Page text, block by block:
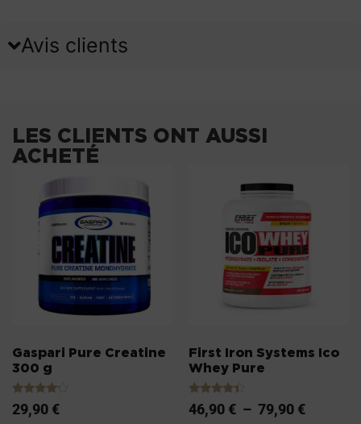
Avis clients
LES CLIENTS ONT AUSSI
ACHETÉ
Gaspari Pure Creatine
300 g
Note
4.00
29,90 €
First Iron Systems Ico
Whey Pure
Note
4.20
46,90 € – 79,90 €